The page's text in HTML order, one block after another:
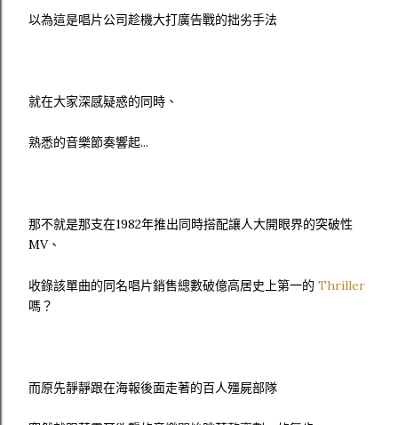
以為這是唱片公司趁機大打廣告戰的拙劣手法
就在大家深感疑惑的同時、
熟悉的音樂節奏響起...
那不就是那支在1982年推出同時搭配讓人大開眼界的突破性
MV、
收錄該單曲的同名唱片銷售總數破億高居史上第一的 Thriller
嗎？
而原先靜靜跟在海報後面走著的百人殭屍部隊